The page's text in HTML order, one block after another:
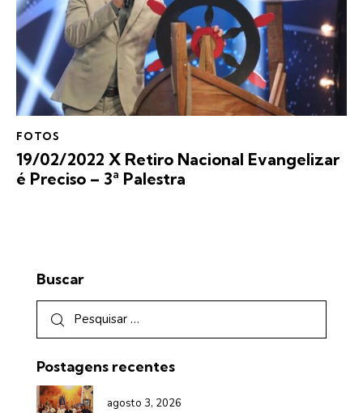
FOTOS
19/02/2022 X Retiro Nacional Evangelizar
é Preciso – 3ª Palestra
Buscar
Postagens recentes
agosto 3, 2026